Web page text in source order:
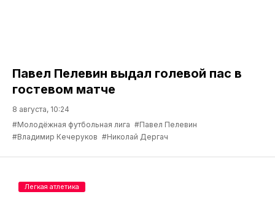
Павел Пелевин выдал голевой пас в
гостевом матче
8 августа, 10:24
#Молодёжная футбольная лига #Павел Пелевин
#Владимир Кечеруков #Николай Дергач
Легкая атлетика